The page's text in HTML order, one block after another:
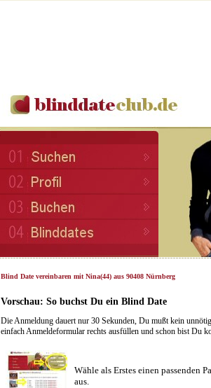
Blind Date vereinbaren mit Nina(44) aus 90408 Nürnberg
Vorschau: So buchst Du ein Blind Date
Die Anmeldung dauert nur 30 Sekunden, Du mußt kein
einfach Anmeldeformular rechts ausfüllen und schon bist Du
Wähle als Erstes einen passenden
aus.